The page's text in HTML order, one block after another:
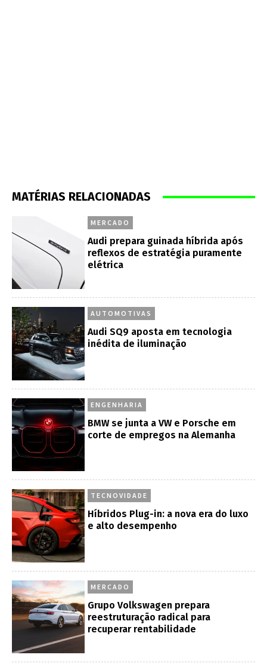
MATÉRIAS RELACIONADAS
MERCADO
Audi prepara guinada híbrida após
reflexos de estratégia puramente
elétrica
AUTOMOTIVAS
Audi SQ9 aposta em tecnologia
inédita de iluminação
ENGENHARIA
BMW se junta a VW e Porsche em
corte de empregos na Alemanha
TECNOVIDADE
Híbridos Plug-in: a nova era do luxo
e alto desempenho
MERCADO
Grupo Volkswagen prepara
reestruturação radical para
recuperar rentabilidade